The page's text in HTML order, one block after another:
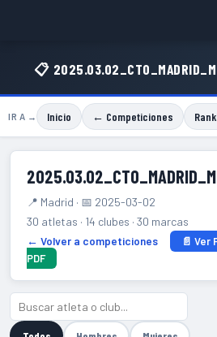
📋
IR A → Inicio ← Competiciones
📍 Madrid · 📅 2025-03-02
30 atletas · 14 clubes · 30 marcas
← Volver a competiciones
📄 Ver
PDF